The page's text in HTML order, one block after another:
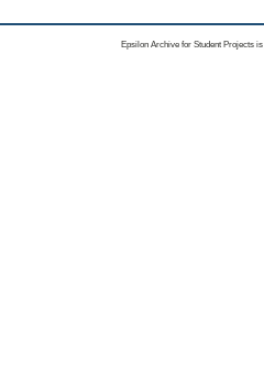
Epsilon Archive for Student Projects is